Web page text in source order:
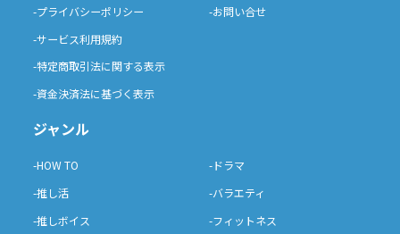
-プライバシーポリシー
-サービス利用規約
-特定商取引法に関する表示
-資金決済法に基づく表示
-お問い合せ
ジャンル
-HOW TO
-推し活
-推しボイス
-ドラマ
-バラエティ
-フィットネス